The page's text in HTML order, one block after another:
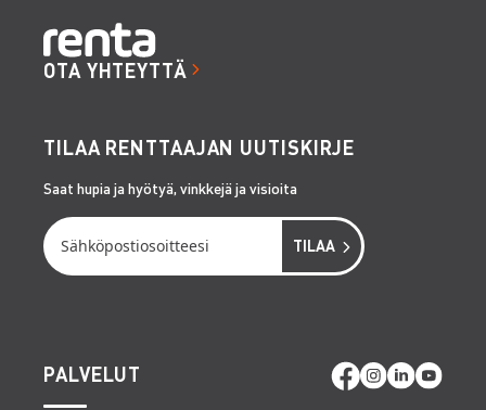
OTA YHTEYTTÄ
TILAA RENTTAAJAN UUTISKIRJE
Saat hupia ja hyötyä, vinkkejä ja visioita
PALVELUT